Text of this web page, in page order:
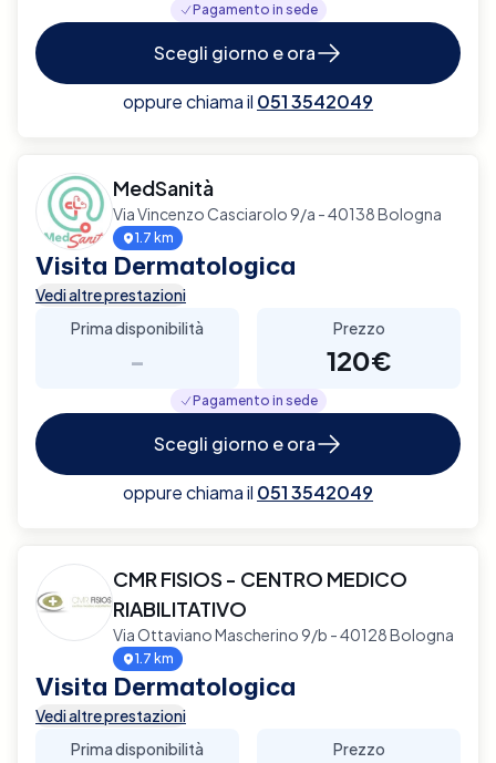
Pagamento in sede
Scegli giorno e ora
oppure chiama il 051 3542049
MedSanità
Via Vincenzo Casciarolo 9/a - 40138 Bologna
1.7 km
Visita Dermatologica
Vedi altre prestazioni
Prima disponibilità
-
Prezzo
120€
Pagamento in sede
Scegli giorno e ora
oppure chiama il 051 3542049
CMR FISIOS - CENTRO MEDICO
RIABILITATIVO
Via Ottaviano Mascherino 9/b - 40128 Bologna
1.7 km
Visita Dermatologica
Vedi altre prestazioni
Prima disponibilità
Prezzo